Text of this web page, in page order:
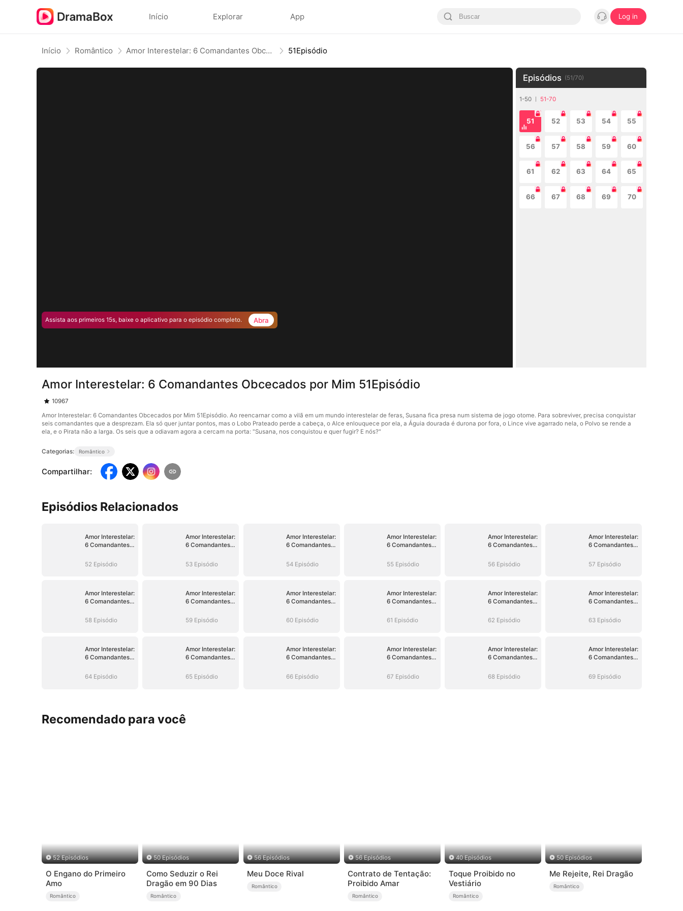
Início Explorar App Log in
Início Romântico Amor Interestelar: 6 Comandantes Obcecados por Mim 51Episódio
Assista aos primeiros 15s, baixe o aplicativo para o episódio completo. Abra
Episódios (51/70)
1-50 51-70
51 52 53 54 55
56 57 58 59 60
61 62 63 64 65
66 67 68 69 70
Amor Interestelar: 6 Comandantes Obcecados por Mim 51Episódio
10967
Amor Interestelar: 6 Comandantes Obcecados por Mim 51Episódio. Ao reencarnar como a vilã em um mundo interestelar de feras, Susana fica presa num sistema de jogo otome. Para sobreviver, precisa conquistar
seis comandantes que a desprezam. Ela só quer juntar pontos, mas o Lobo Prateado perde a cabeça, o Alce enlouquece por ela, a Águia dourada é durona por fora, o Lince vive agarrado nela, o Polvo se rende a
ela, e o Pirata não a larga. Os seis que a odiavam agora a cercam na porta: "Susana, nos conquistou e quer fugir? E nós?"
Categorias: Romântico
Compartilhar:
Episódios Relacionados
Amor Interestelar:
6 Comandantes
Mim
52 Episódio
Amor Interestelar:
6 Comandantes
Mim
53 Episódio
Amor Interestelar:
6 Comandantes
Mim
54 Episódio
Amor Interestelar:
6 Comandantes
Mim
55 Episódio
Amor Interestelar:
6 Comandantes
Mim
56 Episódio
Amor Interestelar:
6 Comandantes
Mim
57 Episódio
Amor Interestelar:
6 Comandantes
Mim
58 Episódio
Amor Interestelar:
6 Comandantes
Mim
59 Episódio
Amor Interestelar:
6 Comandantes
Mim
60 Episódio
Amor Interestelar:
6 Comandantes
Mim
61 Episódio
Amor Interestelar:
6 Comandantes
Mim
62 Episódio
Amor Interestelar:
6 Comandantes
Mim
63 Episódio
Amor Interestelar:
6 Comandantes
Mim
64 Episódio
Amor Interestelar:
6 Comandantes
Mim
65 Episódio
Amor Interestelar:
6 Comandantes
Mim
66 Episódio
Amor Interestelar:
6 Comandantes
Mim
67 Episódio
Amor Interestelar:
6 Comandantes
Mim
68 Episódio
Amor Interestelar:
6 Comandantes
Mim
69 Episódio
Recomendado para você
52 Episódios
O Engano do Primeiro
Amo
Romântico
50 Episódios
Como Seduzir o Rei
Dragão em 90 Dias
Romântico
56 Episódios
Meu Doce Rival
Romântico
56 Episódios
Contrato de Tentação:
Proibido Amar
Romântico
40 Episódios
Toque Proibido no
Vestiário
Romântico
50 Episódios
Me Rejeite, Rei Dragão
Romântico